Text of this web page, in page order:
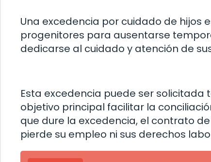
Una excedencia por cuidado de hijos
progenitores para ausentarse
dedicarse al cuidado y atención de
Esta excedencia puede ser
objetivo principal facilitar la
que dure la excedencia, el contrato
pierde su empleo ni sus derechos